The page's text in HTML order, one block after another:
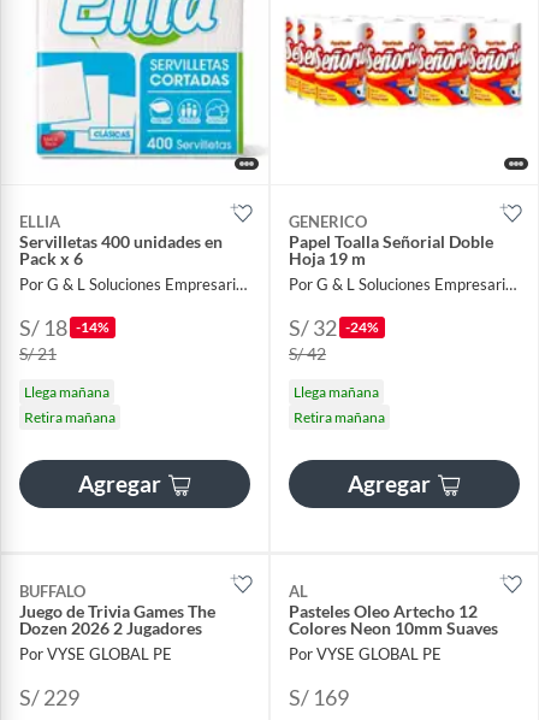
ELLIA
Servilletas 400 unidades en
Pack x 6
Por G & L Soluciones Empresariales
S/ 18 -14%
S/ 21
Llega mañana
Retira mañana
Agregar
GENERICO
Papel Toalla Señorial Doble
Hoja 19 m
Por G & L Soluciones Empresariales
S/ 32 -24%
S/ 42
Llega mañana
Retira mañana
Agregar
BUFFALO
Juego de Trivia Games The
Dozen 2026 2 Jugadores
Por VYSE GLOBAL PE
S/ 229
AL
Pasteles Oleo Artecho 12
Colores Neon 10mm Suaves
Por VYSE GLOBAL PE
S/ 169